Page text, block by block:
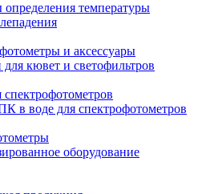
температуры
и аксессуары
кювет и светофильтров
в воде для спектрофотометров
оборудование